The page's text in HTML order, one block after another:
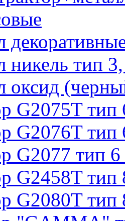
никель тип
оксид
G2075T тип
G2076T тип
G2077 тип 6
G2458T тип
G2080T тип